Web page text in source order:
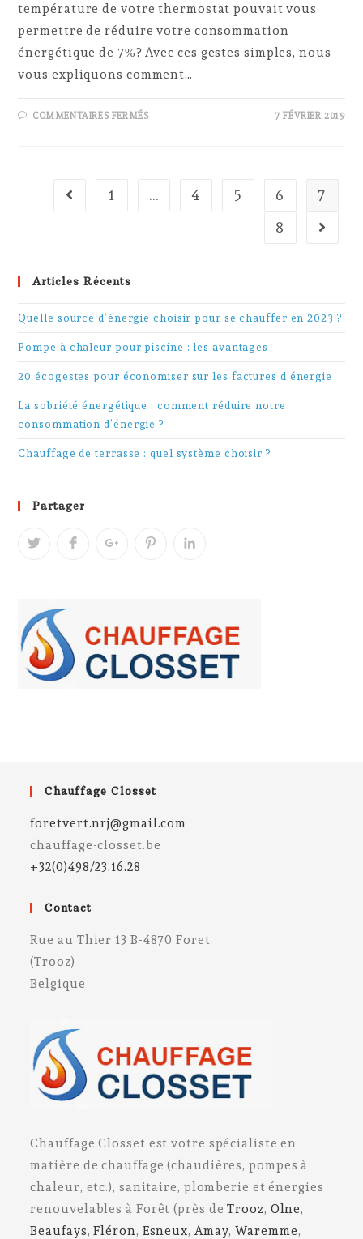
température de votre thermostat pouvait vous
permettre de réduire votre consommation
énergétique de 7%? Avec ces gestes simples, nous
vous expliquons comment…
COMMENTAIRES FERMÉSSUR
GESTES
7 FÉVRIER 2019
Go to the previous page
1 … 4 5 6
7
8
Go to
Articles Récents
Quelle source d’énergie choisir pour se chauffer en 2023 ?
Pompe à chaleur pour piscine : les avantages
20 écogestes pour économiser sur les factures d’énergie
La sobriété énergétique : comment réduire notre
consommation d’énergie ?
Chauffage de terrasse : quel système choisir ?
Partager
Chauffage Closset
foretvert.nrj@gmail.com
chauffage-closset.be
+32(0)498/23.16.28
Contact
Rue au Thier 13 B-4870 Foret
(Trooz)
Belgique
Chauffage Closset est votre spécialiste en
matière de chauffage (chaudières, pompes à
chaleur, etc.), sanitaire, plomberie et énergies
renouvelables à Forêt (près deTrooz, Olne,
Beaufays,Fléron, Esneux, Amay,Waremme,